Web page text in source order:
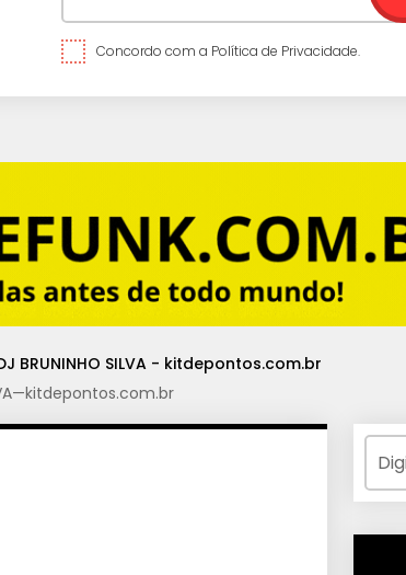
Concordo com a Política de Privacidade.
DJ BRUNINHO SILVA - kitdepontos.com.br